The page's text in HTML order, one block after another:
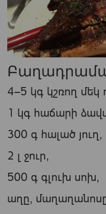
4—5 կգ կշռող մեկ
1 կգ հաճարի
300 գ հալած յուղ,
2 լ ջուր,
500 գ գլուխ սոխ,
աղը,